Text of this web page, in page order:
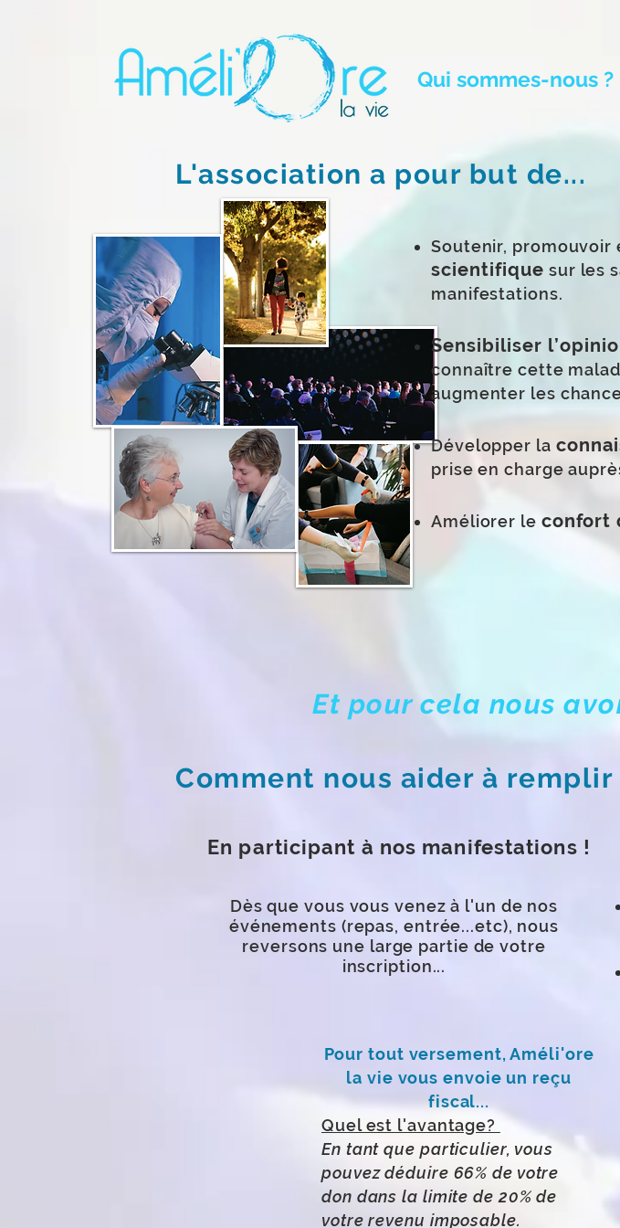
Qui sommes-nous ?
L'association a pour but de...
Soutenir, promouvoir
scientifique sur les
manifestations.
Sensibiliser
connaître cette
augmenter les
Développer la
prise en charge
Améliorer le confort
Et pour cela nous
Comment nous aider à remplir
En participant à nos manifestations !
Dès que vous vous venez à l'un de nos
événements (repas, entrée...etc), nous
reversons une large partie de votre
inscription...
Pour tout versement, Améli'ore
la vie vous envoie un reçu
fiscal...
Quel est l'avantage?
En tant que particulier, vous
pouvez déduire 66% de votre
don dans la limite de 20% de
votre revenu imposable.